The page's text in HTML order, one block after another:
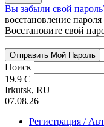
Вы забыли свой
восстановление пароля
Восстановите свой
Поиск
19.9 C
Irkutsk, RU
07.08.26
Регистрация /